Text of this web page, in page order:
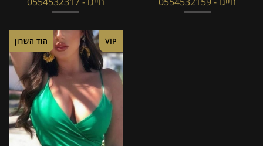
הוד השרון VIP